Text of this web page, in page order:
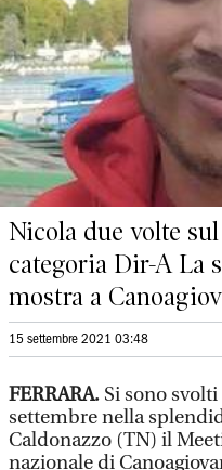
Nicola due volte
categoria Dir-A La
mostra a
15 settembre 2021 03:48
FERRARA. Si sono
settembre nella
Caldonazzo (TN) il
nazionale di